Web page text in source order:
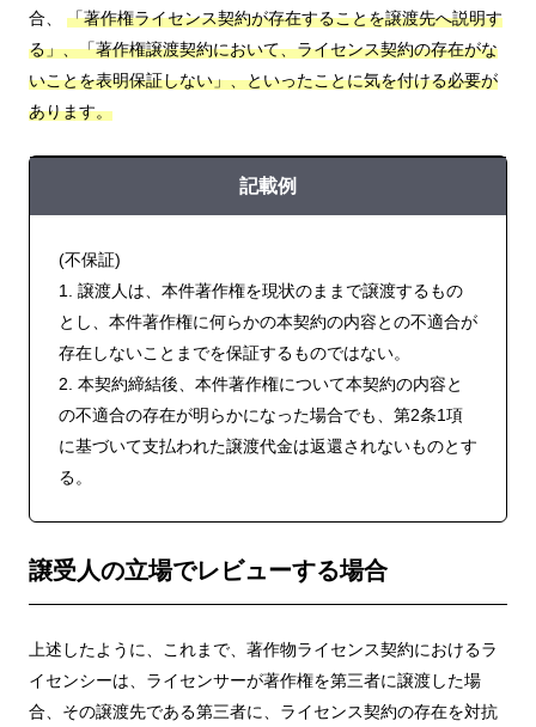
合、 「著作権ライセンス契約が存在することを譲渡先へ説明す
る」、「著作権譲渡契約において、ライセンス契約の存在がな
いことを表明保証しない」、といったことに気を付ける必要が
あります。
記載例
(不保証)
1. 譲渡人は、本件著作権を現状のままで譲渡するもの
とし、本件著作権に何らかの本契約の内容との不適合が
存在しないことまでを保証するものではない。
2. 本契約締結後、本件著作権について本契約の内容と
の不適合の存在が明らかになった場合でも、第2条1項
に基づいて支払われた譲渡代金は返還されないものとす
る。
譲受人の立場でレビューする場合
上述したように、これまで、著作物ライセンス契約におけるラ
イセンシーは、ライセンサーが著作権を第三者に譲渡した場
合、その譲渡先である第三者に、ライセンス契約の存在を対抗